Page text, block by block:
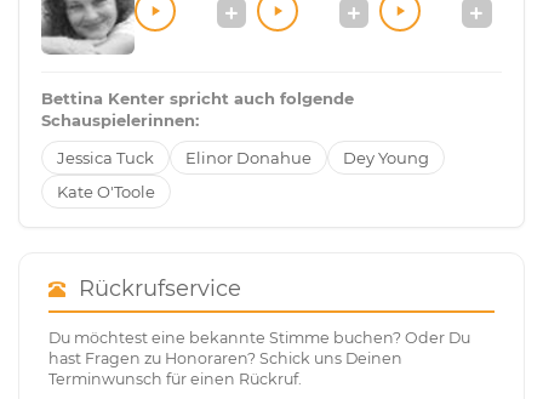
Bettina Kenter spricht auch folgende
Schauspielerinnen:
Jessica Tuck
Elinor Donahue
Dey Young
Kate O'Toole
Rückrufservice
Du möchtest eine bekannte Stimme buchen? Oder Du
hast Fragen zu Honoraren? Schick uns Deinen
Terminwunsch für einen Rückruf.